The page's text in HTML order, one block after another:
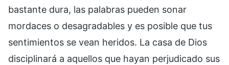
bastante dura, las palabras pueden sonar
mordaces o desagradables y es posible que tus
sentimientos se vean heridos. La casa de Dios
disciplinará a aquellos que hayan perjudicado sus